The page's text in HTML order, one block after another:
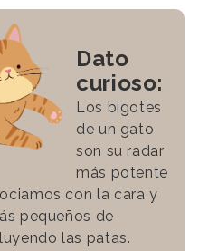
Dato
curioso:
Los bigotes
de un gato
son su radar
más potente
con la cara y
pequeños de
las patas.